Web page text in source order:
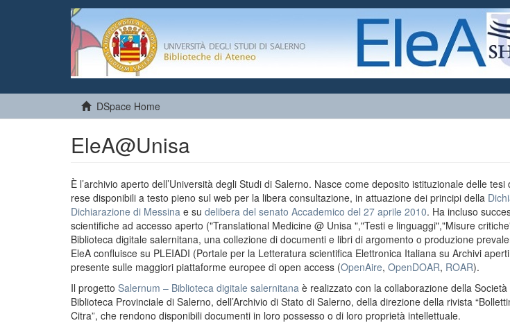
DSpace Home
EleA@Unisa
È l’archivio aperto dell’Università degli Studi di Salerno. Nasce come deposito istituzionale delle tesi
rese disponibili a testo pieno sul web per la libera consultazione, in attuazione dei principi della
Dichiarazione di Messina e su delibera del senato Accademico del 27 aprile 2010. Ha incluso
scientifiche ad accesso aperto ("Translational Medicine @ Unisa ","Testi e linguaggi","Misure
Biblioteca digitale salernitana, una collezione di documenti e libri di argomento o produzione
EleA confluisce su PLEIADI (Portale per la Letteratura scientifica Elettronica Italiana su Archivi
presente sulle maggiori piattaforme europee di open access (OpenAire, OpenDOAR, ROAR).
Il progetto Salernum – Biblioteca digitale salernitana è realizzato con la collaborazione della
Biblioteca Provinciale di Salerno, dell’Archivio di Stato di Salerno, della direzione della rivista
Citra”, che rendono disponibili documenti in loro possesso o di loro proprietà intellettuale.